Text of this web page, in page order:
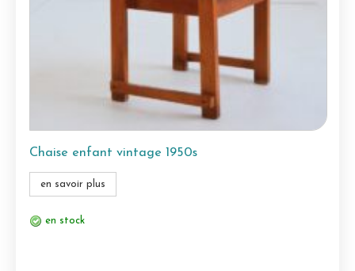
Chaise enfant vintage 1950s
en savoir plus
en stock